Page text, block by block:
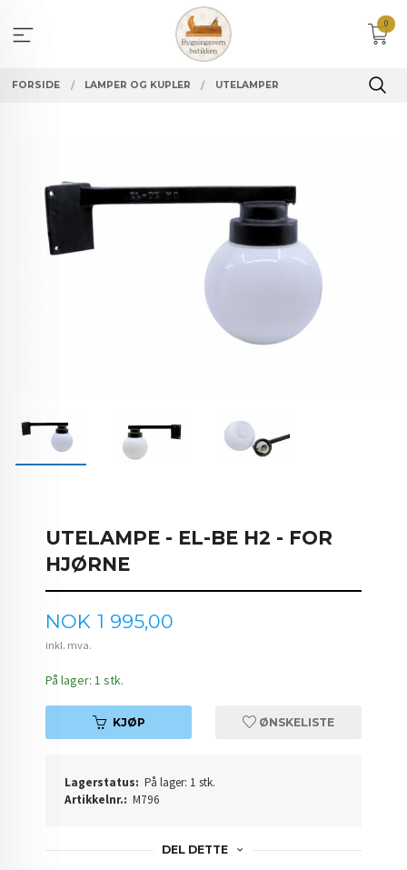
innholdet
0
FORSIDE LAMPER OG KUPLER UTELAMPER
UTELAMPE - EL-BE H2 - FOR
HJØRNE
Pris
NOK 1 995,00
inkl. mva.
På lager: 1 stk.
KJØP ØNSKELISTE
Lagerstatus: På lager: 1 stk.
Artikkelnr.: M796
DEL DETTE